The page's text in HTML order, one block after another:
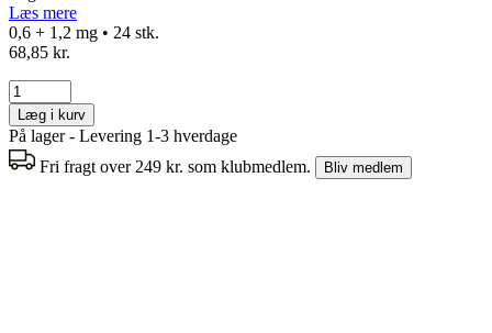
Læs mere
0,6 + 1,2 mg • 24 stk.
68,85 kr.
Læg i kurv
På lager - Levering 1-3 hverdage
Fri fragt over 249 kr. som klubmedlem.
Bliv medlem